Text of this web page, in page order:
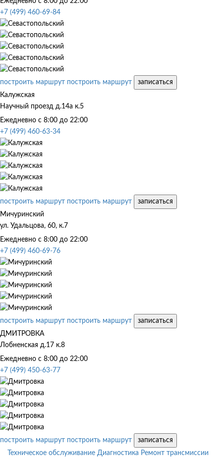
+7 (499) 460-69-84
построить маршрут построить маршрут
записаться
Калужская
Научный проезд д.14а к.5
Ежедневно с 8:00 до 22:00
+7 (499) 460-63-34
построить маршрут построить маршрут
записаться
Мичуринский
ул. Удальцова, 60, к.7
Ежедневно с 8:00 до 22:00
+7 (499) 460-69-76
построить маршрут построить маршрут
записаться
ДМИТРОВКА
Лобненская д.17 к.8
Ежедневно с 8:00 до 22:00
+7 (499) 450-63-77
построить маршрут построить маршрут
записаться
Техническое обслуживание Диагностика Ремонт трансмиссии